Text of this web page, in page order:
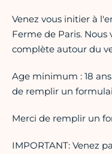
Venez vous initier à
Ferme de Paris.
complète autour du
Age minimum : 18
de remplir un
Merci de remplir un
IMPORTANT: Venez